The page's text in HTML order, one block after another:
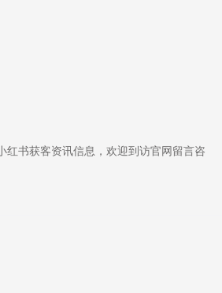
书获客资讯信息，欢迎到访官网留言咨